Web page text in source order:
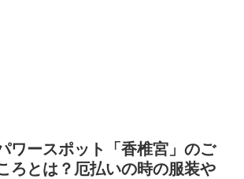
ワースポット「香椎宮」のご
ろとは？厄払いの時の服装や